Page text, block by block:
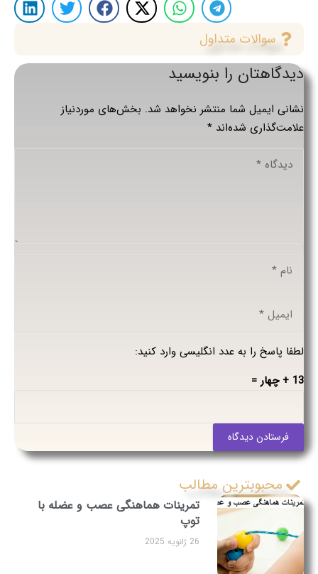
سوالات متداول
دیدگاهتان را بنویسید
نشانی ایمیل شما منتشر نخواهد شد. بخش‌های موردنیاز
علامت‌گذاری شده‌اند *
لطفا پاسخ را به عدد انگلیسی وارد کنید:
13 + چهار =
فرستادن دیدگاه
محبوبترین مطالب
تمرینات هماهنگی عصب و عضله با
توپ
26 ژانویه 2025